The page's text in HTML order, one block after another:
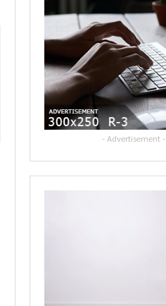
- Advertisement -